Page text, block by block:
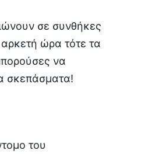
σε συνθήκες
ώρα τότε τα
να
σκεπάσματα!
του